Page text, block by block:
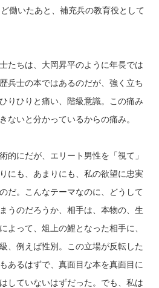
働いたあと、補充兵の教育役として
たちは、大岡昇平のように年長では
兵士の本ではあるのだが、強く立ち
りひりと痛い、階級意識。この痛み
ないと分かっているからの痛み。
的にだが、エリート男性を「視て」
にも、あまりにも、私の欲望に忠実
だ。こんなテーマなのに、どうして
うのだろうか、相手は、本物の、生
よって、俎上の鯉となった相手に、
、例えば性別。この立場が反転した
あるはずで、真面目な本を真面目に
していないはずだった。でも、私は